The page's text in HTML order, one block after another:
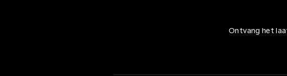
Ontvang het